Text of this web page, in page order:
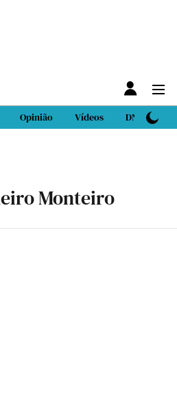
Opinião Vídeos DN Sport
Monteiro